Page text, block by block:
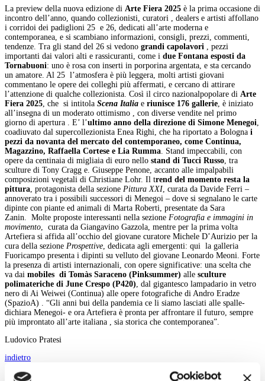
La preview della nuova edizione di Arte Fiera 2025 è la prima occasione di
incontro dell’anno, quando collezionisti, curatori , dealers e artisti affollano
i corridoi dei padiglioni 25 e 26, dedicati all’arte moderna e
contemporanea, e si scambiano informazioni, consigli, prezzi, commenti,
tendenze. Tra gli stand del 26 si vedono grandi capolavori , pezzi
importanti dai valori alti e rassicuranti, come i due Fontana esposti da
Tornabuoni: uno è rosa con inserti in porporina argentata, e sta cercando
un amatore. Al 25 l’atmosfera è più leggera, molti artisti giovani
commentano le opere dei colleghi più affermati, e cercano di attirare
l’attenzione di qualche collezionista. Così il circo nazionalpopolare di Arte
Fiera 2025, che si intitola Scena Italia e riunisce 176 gallerie, è iniziato
all’insegna di un moderato ottimismo , con diverse vendite nel primo
giorno di apertura . E’ l’ultimo anno della direzione di Simone Menegoi,
coadiuvato dal supercollezionista Enea Righi, che ha riportato a Bologna i
pezzi da novanta del mercato del contemporaneo, come Continua,
Magazzino, Raffaella Cortese e Lia Rumma. Stand impeccabili, con
opere da centinaia di migliaia di euro nello stand di Tucci Russo, tra
sculture di Tony Cragg e. Giuseppe Penone, accanto alle impalpabili
composizioni vegetali di Christiane Lohr. Il trend del momento resta la
pittura, protagonista della sezione Pittura XXI, curata da Davide Ferri –
annoverato tra i possibili successori di Menegoi – dove si segnalano le carte
dipinte con piante ed animali di Marta Roberti, presentate da Sara
Zanin. Molte proposte interessanti nella sezione Fotografia e immagini in
movimento, curata da Giangavino Gazzola, mentre per la prima volta
Artefiera si affida all’occhio del giovane curatore Michele D’Aurizio per la
cura della sezione Prospettive, dedicata agli emergenti: qui la galleria
Fuoricampo presenta i dipinti su velluto del giovane Leonardo Meoni. Forte
la presenza di artisti internazionali, con opere significative: una scelta che
va dai mobiles di Tomàs Saraceno (Pinksummer) alle sculture
polimateriche di June Crespo (P420), dal gigantesco lampadario in vetro
nero di Ai Weiwei (Continua) alle opere fotografiche di Andro Eradze
(SpazioA) . “Gli anni bui della pandemia ce li siamo lasciati alle spalle-
dichiara Menegoi- e ora Artefiera è pronta per affrontare il futuro, sempre
più improntato all’arte italiana , sia storica che contemporanea”.
Ludovico Pratesi
indietro